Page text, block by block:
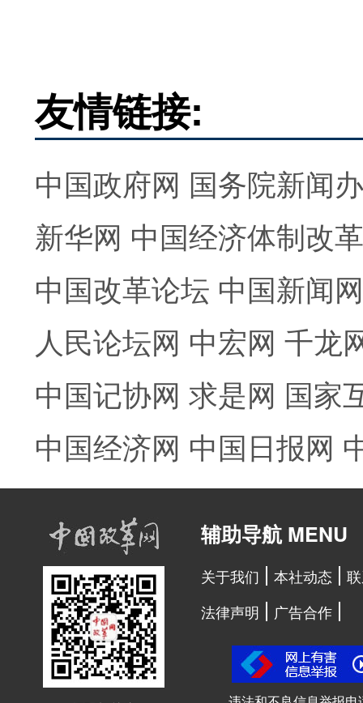
友情链接:
中国政府网 国务院新闻
新华网 中国经济体制改
中国改革论坛 中国新闻网
人民论坛网 中宏网 千龙
中国记协网 求是网 国家
中国经济网 中国日报网
辅助导航 MENU
关于我们 本社动态
法律声明
广告合作